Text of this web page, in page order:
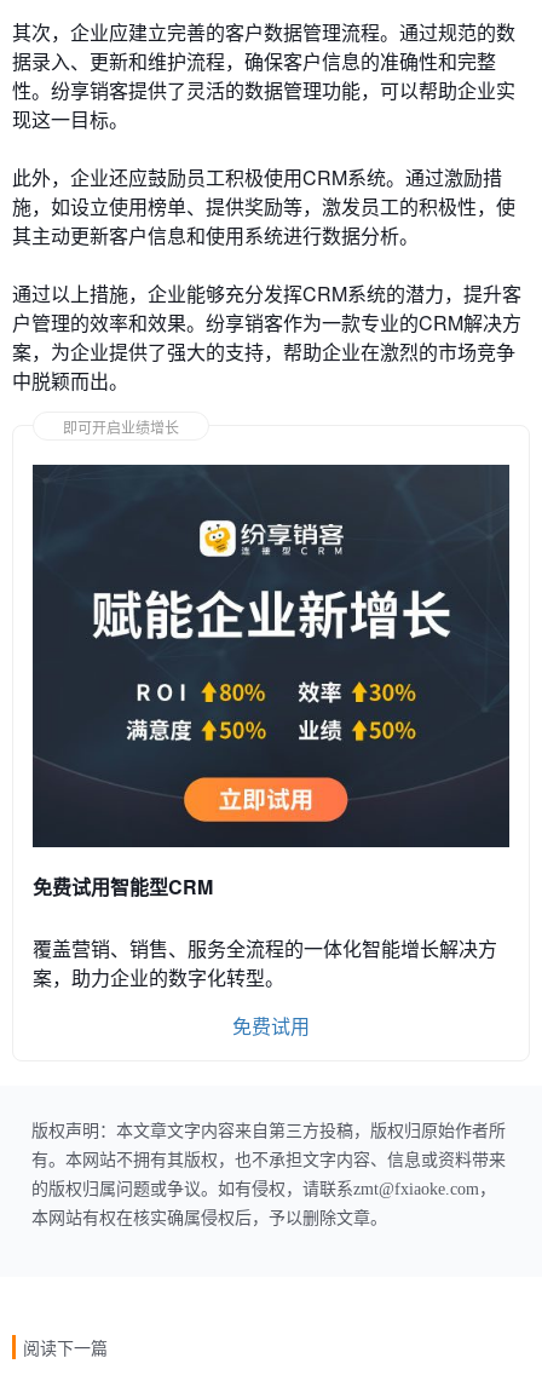
其次，企业应建立完善的客户数据管理流程。通过规范的数
据录入、更新和维护流程，确保客户信息的准确性和完整
性。纷享销客提供了灵活的数据管理功能，可以帮助企业实
现这一目标。
此外，企业还应鼓励员工积极使用CRM系统。通过激励措
施，如设立使用榜单、提供奖励等，激发员工的积极性，使
其主动更新客户信息和使用系统进行数据分析。
通过以上措施，企业能够充分发挥CRM系统的潜力，提升客
户管理的效率和效果。纷享销客作为一款专业的CRM解决方
案，为企业提供了强大的支持，帮助企业在激烈的市场竞争
中脱颖而出。
即可开启业绩增长
免费试用智能型CRM
覆盖营销、销售、服务全流程的一体化智能增长解决方
案，助力企业的数字化转型。
免费试用
版权声明：本文章文字内容来自第三方投稿，版权归原始作者所
有。本网站不拥有其版权，也不承担文字内容、信息或资料带来
的版权归属问题或争议。如有侵权，请联系zmt@fxiaoke.com，
本网站有权在核实确属侵权后，予以删除文章。
阅读下一篇